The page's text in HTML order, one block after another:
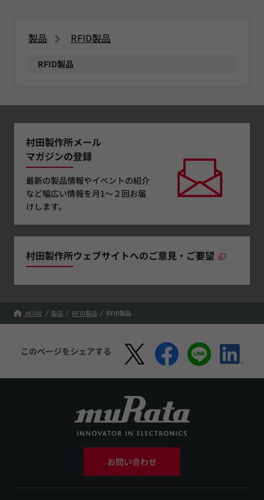
製品 RFID製品
RFID製品
村田製作所メール
マガジンの登録
最新の製品情報やイベントの紹介
など幅広い情報を月1～２回お届
けします。
村田製作所ウェブサイトへのご意見・ご要望
HOME 製品 RFID製品 RFID製品
このページをシェアする
お問い合わせ